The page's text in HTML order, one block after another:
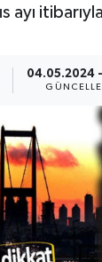
ayı
04.05.2024